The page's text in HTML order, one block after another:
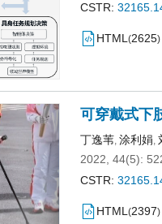
CSTR:
HTML (2625)
可穿戴式下
丁逸苇, 涂利娟,
2022, 44(5):
CSTR:
HTML (2397)